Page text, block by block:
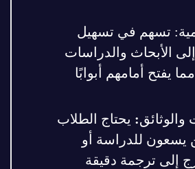
تسهم في تسهيل
الأبحاث والدراسات
يفتح أمامهم أبوابًا
: يحتاج الطلاب
يسعون للدراسة أو
إلى ترجمة دقيقة